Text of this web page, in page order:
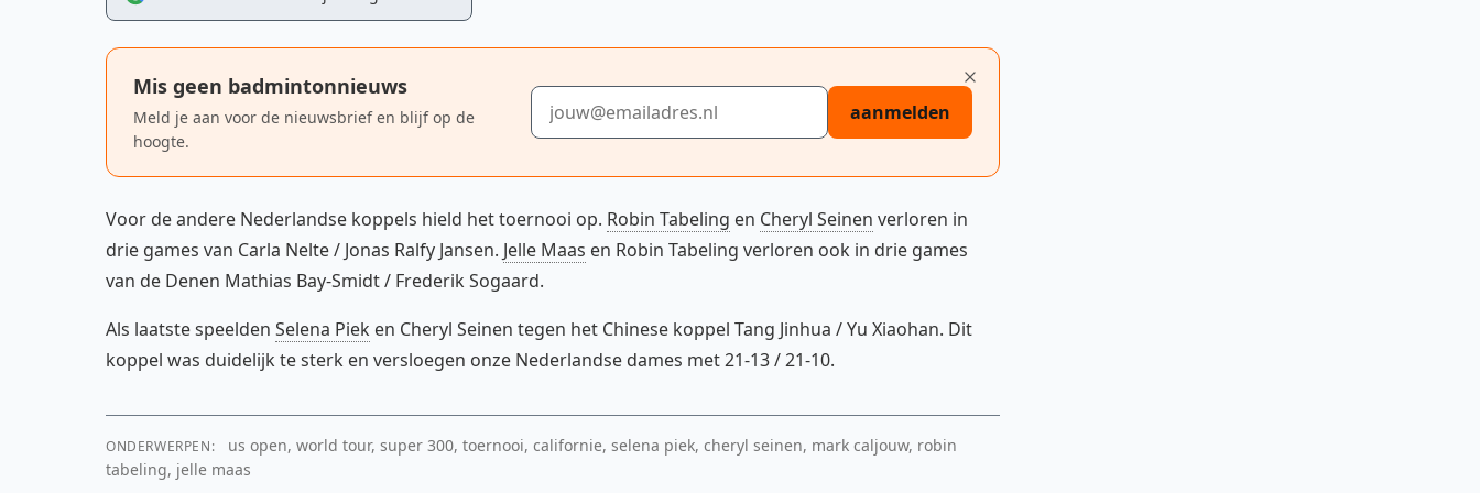
Mis geen badmintonnieuws
Meld je aan voor de nieuwsbrief en blijf op de
hoogte.
E-mailadres
aanmelden
Voor de andere Nederlandse koppels hield het toernooi op. Robin Tabeling en Cheryl Seinen verloren in
drie games van Carla Nelte / Jonas Ralfy Jansen. Jelle Maas en Robin Tabeling verloren ook in drie games
van de Denen Mathias Bay-Smidt / Frederik Sogaard.
Als laatste speelden Selena Piek en Cheryl Seinen tegen het Chinese koppel Tang Jinhua / Yu Xiaohan. Dit
koppel was duidelijk te sterk en versloegen onze Nederlandse dames met 21-13 / 21-10.
ONDERWERPEN:
us open, world tour, super 300, toernooi, californie, selena piek, cheryl seinen, mark caljouw, robin
tabeling, jelle maas